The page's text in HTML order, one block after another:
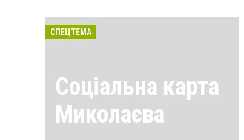
СПЕЦТЕМА
Соціальна карта
Миколаєва